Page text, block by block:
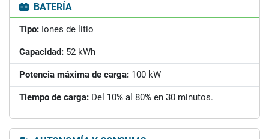
BATERÍA
Tipo: Iones de litio
Capacidad: 52 kWh
Potencia máxima de carga: 100 kW
Tiempo de carga: Del 10% al 80% en 30 minutos.